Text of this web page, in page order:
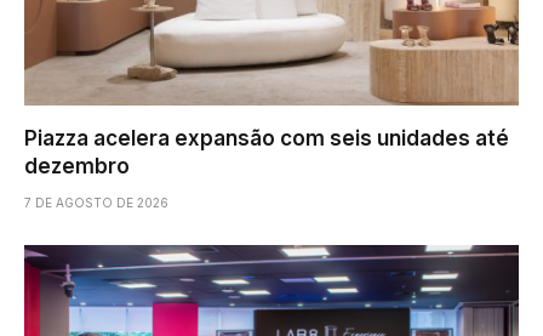
Piazza acelera expansão com seis unidades até
dezembro
7 DE AGOSTO DE 2026